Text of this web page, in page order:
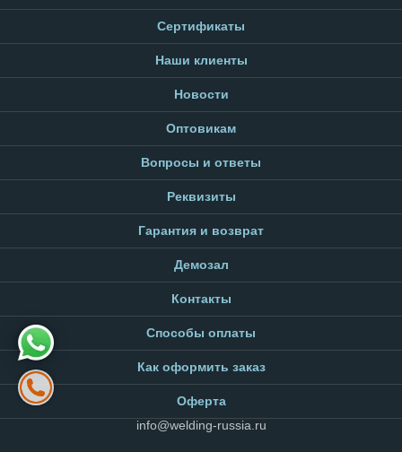
Сертификаты
Наши клиенты
Новости
Оптовикам
Вопросы и ответы
Реквизиты
Гарантия и возврат
Демозал
Контакты
Способы оплаты
Как оформить заказ
Оферта
info@welding-russia.ru